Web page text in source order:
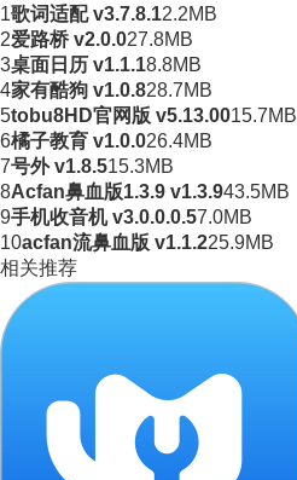
1歌词适配 v3.7.8.12.2MB
2爱路桥 v2.0.027.8MB
3桌面日历 v1.1.18.8MB
4家有酷狗 v1.0.828.7MB
5tobu8HD官网版 v5.13.0015.7MB
6橘子教育 v1.0.026.4MB
7号外 v1.8.515.3MB
8Acfan鼻血版1.3.9 v1.3.943.5MB
9手机收音机 v3.0.0.0.57.0MB
10acfan流鼻血版 v1.1.225.9MB
相关推荐